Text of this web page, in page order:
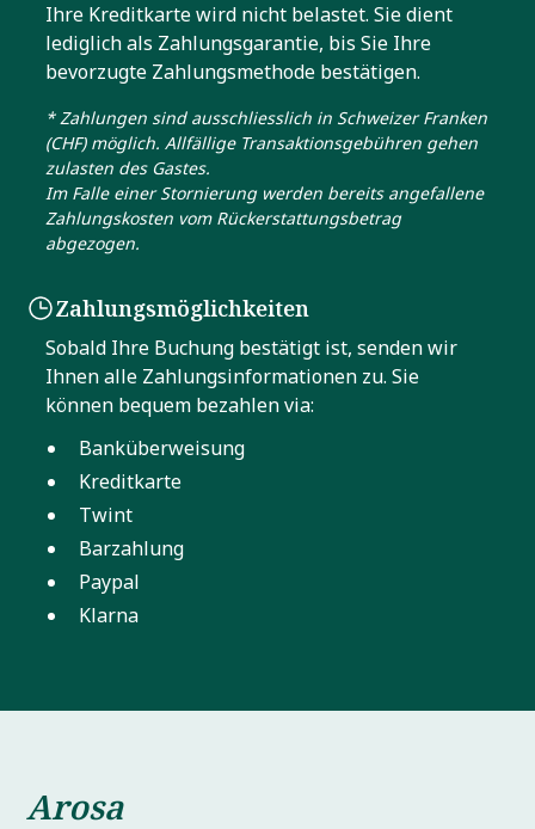
Ihre Kreditkarte wird nicht belastet. Sie dient
lediglich als Zahlungsgarantie, bis Sie Ihre
bevorzugte Zahlungsmethode bestätigen.
* Zahlungen sind ausschliesslich in Schweizer Franken
(CHF) möglich. Allfällige Transaktionsgebühren gehen
zulasten des Gastes.
Im Falle einer Stornierung werden bereits angefallene
Zahlungskosten vom Rückerstattungsbetrag
abgezogen.
Zahlungsmöglichkeiten
Sobald Ihre Buchung bestätigt ist, senden wir
Ihnen alle Zahlungsinformationen zu. Sie
können bequem bezahlen via:
Banküberweisung
Kreditkarte
Twint
Barzahlung
Paypal
Klarna
Arosa